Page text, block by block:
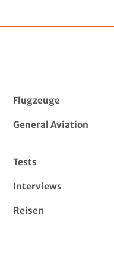
Flugzeuge
General Aviation
Tests
Interviews
Reisen